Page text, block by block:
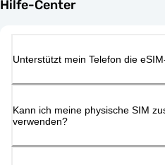
Hilfe-Center
Unterstützt mein Telefon die
Kann ich meine physische SIM
verwenden?